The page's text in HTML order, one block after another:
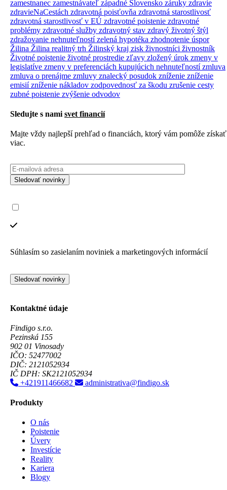
zamestnanec zamestnávateľ západné Slovensko záruky zdravie
zdravieNaCestách zdravotná poisťovňa zdravotná starostlivosť
zdravotná starostlivosť v EÚ zdravotné poistenie zdravotné
problémy zdravotné služby zdravotný stav zdravý životný štýl
zdražovanie nehnuteľnostízelená hypotéka zhodnotenie úspor
Žilina Žilina realitný trh Žilinský kraj zisk živnostníci živnostník
Životné poistenie životné prostredie zľavy zložený úrok zmeny v
legislatíve zmeny v preferenciách kupujúcich nehnuteľnostízmluva
zmluva o prenájme zmluvy znalecký posudok zníženie zníženie
emisiízníženie nákladov zodpovednosť za škodu zrušenie cesty
zubné poistenie zvýšenie odvodov
Sledujte s nami svet financií
Majte vždy najlepší prehľad o financiách, ktorý vám pomôže získať
viac.
Sledovať novinky
Súhlasím so zasielaním noviniek a marketingových informácií
Sledovať novinky
Kontaktné údaje
Findigo s.r.o.
Pezinská 155
902 01 Vinosady
IČO: 52477002
DIČ: 2121052934
IČ DPH: SK2121052934
+421911466682
administrativa@findigo.sk
Produkty
O nás
Poistenie
Úvery
Investície
Reality
Kariera
Blogy